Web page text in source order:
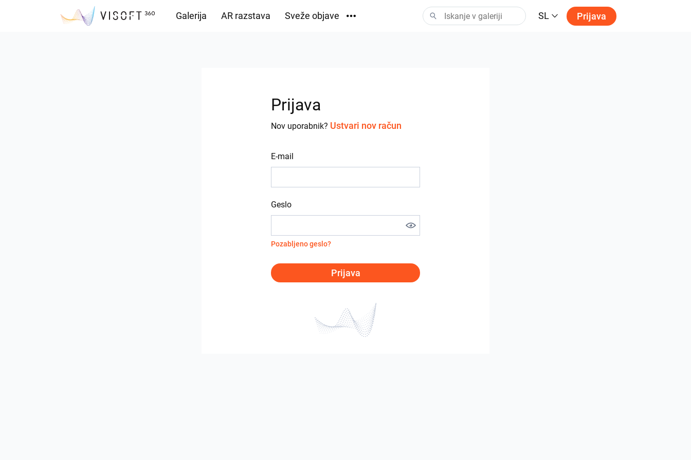
Galerija AR razstava Sveže objave SL Prijava
Prijava
Nov uporabnik? Ustvari nov račun
E-mail
Geslo
Pozabljeno geslo?
Prijava